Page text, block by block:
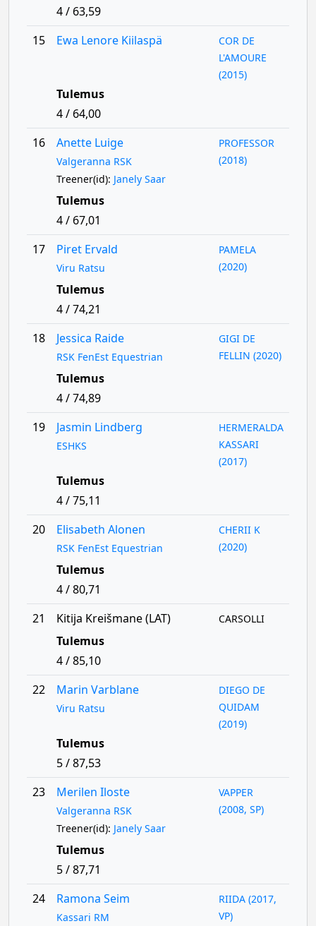
4 / 63,59
15
Ewa Lenore Kiilaspä
COR DE
L'AMOURE
(2015)
Tulemus
4 / 64,00
16
Anette Luige
Valgeranna RSK
Treener(id): Janely Saar
PROFESSOR
(2018)
Tulemus
4 / 67,01
17
Piret Ervald
Viru Ratsu
PAMELA
(2020)
Tulemus
4 / 74,21
18
Jessica Raide
RSK FenEst Equestrian
GIGI DE
FELLIN (2020)
Tulemus
4 / 74,89
19
Jasmin Lindberg
ESHKS
HERMERALDA
KASSARI
(2017)
Tulemus
4 / 75,11
20
Elisabeth Alonen
RSK FenEst Equestrian
CHERII K
(2020)
Tulemus
4 / 80,71
21
Kitija Kreišmane (LAT) CARSOLLI
Tulemus
4 / 85,10
22
Marin Varblane
Viru Ratsu
DIEGO DE
QUIDAM
(2019)
Tulemus
5 / 87,53
23
Merilen Iloste
Valgeranna RSK
Treener(id): Janely Saar
VAPPER
(2008, SP)
Tulemus
5 / 87,71
24
Ramona Seim
Kassari RM
RIIDA (2017,
VP)